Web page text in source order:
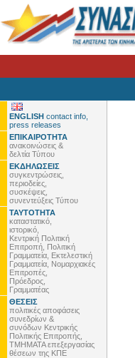
ENGLISH contact info,
press releases
ΕΠΙΚΑΙΡΟΤΗΤΑ
ανακοινώσεις &
δελτία Τύπου
ΕΚΔΗΛΩΣΕΙΣ
συγκεντρώσεις,
περιοδείες,
συσκέψεις,
συνεντεύξεις Τύπου
ΤΑΥΤΟΤΗΤΑ
καταστατικό,
ιστορικό,
Κεντρική Πολιτική
Επιτροπή, Πολιτική
Γραμματεία, Εκτελεστική
Γραμματεία, Νομαρχιακές
Επιτροπές,
Πρόεδρος,
Γραμματέας
ΘΕΣΕΙΣ
πολιτικές αποφάσεις
συνεδρίων &
συνόδων Κεντρικής
Πολιτικής Επιτροπής,
ΤΜΗΜΑΤΑ επεξεργασίας
θέσεων της ΚΠΕ